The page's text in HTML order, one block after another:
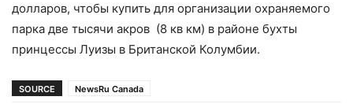
долларов, чтобы купить для организации охраняемого
парка две тысячи акров (8 кв км) в районе бухты
принцессы Луизы в Британской Колумбии.
SOURCE NewsRu Canada